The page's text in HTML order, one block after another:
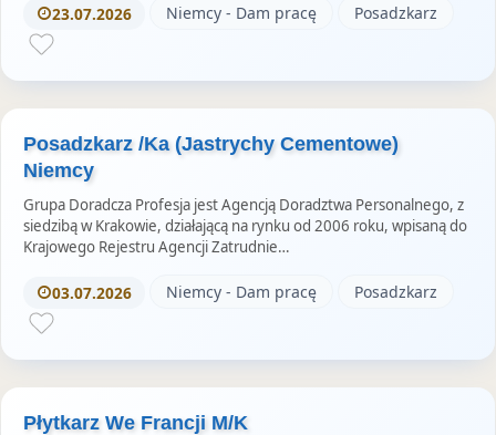
23.07.2026 Niemcy - Dam pracę Posadzkarz
Posadzkarz /Ka (Jastrychy Cementowe)
Niemcy
Grupa Doradcza Profesja jest Agencją Doradztwa Personalnego, z
siedzibą w Krakowie, działającą na rynku od 2006 roku, wpisaną do
Krajowego Rejestru Agencji Zatrudnie…
03.07.2026 Niemcy - Dam pracę Posadzkarz
Płytkarz We Francji M/K